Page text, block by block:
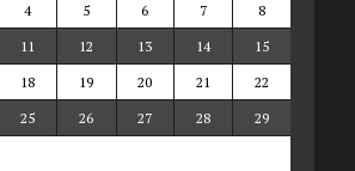
4 5 6 7
8
11 12 13 14
15
18 19 20 21
22
25 26 27 28
29